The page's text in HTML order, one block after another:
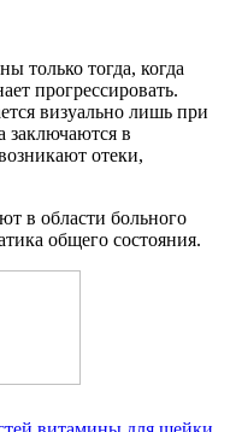
только тогда, когда
прогрессировать.
визуально лишь при
заключаются в
отеки,
в области больного
общего состояния.